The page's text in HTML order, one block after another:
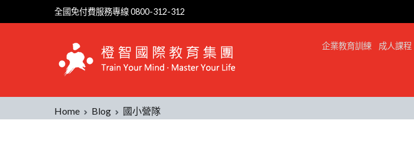
to
全國免付費服務專線 0800-312-312
企業教育訓練 成人課程
Home Blog 國小營隊